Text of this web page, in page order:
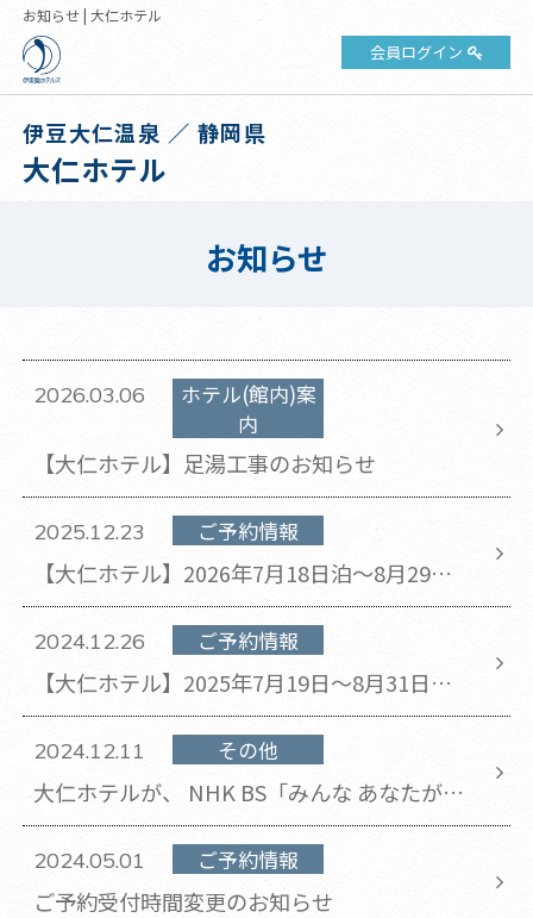
お知らせ | 大仁ホテル
会員ログイン
伊豆大仁温泉 ／ 静岡県
大仁ホテル
お知らせ
2026.03.06
ホテル(館内)案
内
【大仁ホテル】足湯工事のお知らせ
2025.12.23 ご予約情報
【大仁ホテル】2026年7月18日泊～8月29日
泊のチェックアウト時間が11時から10時に変
更となります。
2024.12.26 ご予約情報
【大仁ホテル】2025年7月19日～8月31日の
チェックアウト時間が11時から10時に変更と
なります。
2024.12.11 その他
大仁ホテルが、 NHK BS「みんな あなたが好
きだった プレーバック 長嶋茂雄の世紀」で紹
介されます。
2024.05.01 ご予約情報
ご予約受付時間変更のお知らせ